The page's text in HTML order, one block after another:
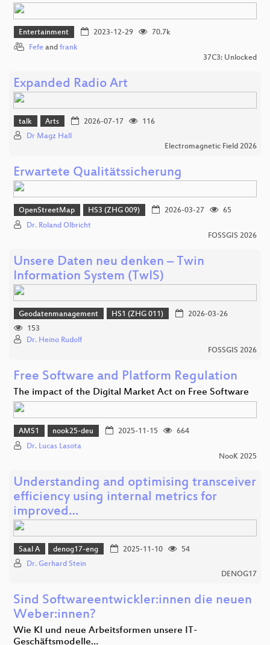
Entertainment 2023-12-29
70.7k
Fefe and frank
37C3: Unlocked
Expanded Radio Art
talk Arts 2026-07-17
116
Dr Magz Hall
Electromagnetic Field 2026
Erwartete Qualitätssicherung
OpenStreetMap HS3 (ZHG 009) 2026-03-27
65
Dr. Roland Olbricht
FOSSGIS 2026
Unsere Daten neu denken – Twin
Information System (TwIS)
Geodatenmanagement HS1 (ZHG 011)
2026-03-26
153
Dr. Heino Rudolf
FOSSGIS 2026
Free Software and Platform Regulation
The impact of the Digital Market Act on Free Software
AMS1 nook25-deu 2025-11-15
664
Dr. Lucas Lasota
NooK 2025
Understanding and optimising transceiver
efficiency using internal metrics for
improved…
Saal A denog17-eng 2025-11-10
54
Dr. Gerhard Stein
DENOG17
Sind Softwareentwickler:innen die neuen
Weber:innen?
Wie KI und neue Arbeitsformen unsere IT-
Geschäftsmodelle…